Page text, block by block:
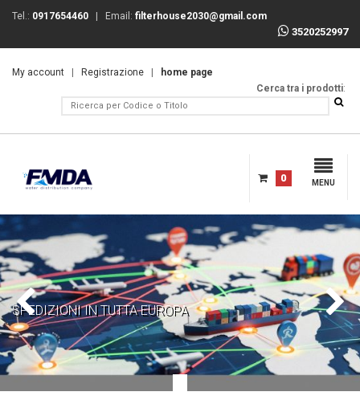
Tel.: 0917654460 | Email: filterhouse2030@gmail.com
3520252997
My account Registrazione
home page
Cerca tra i prodotti:
MENU
0
SPEDIZIONI IN TUTTA EUROPA